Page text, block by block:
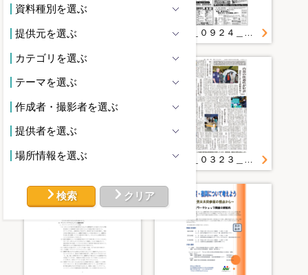
資料種別を選ぶ
提供元を選ぶ
カテゴリを選ぶ
テーマを選ぶ
作成者・撮影者を選ぶ
提供者を選ぶ
場所情報を選ぶ
検索 クリア